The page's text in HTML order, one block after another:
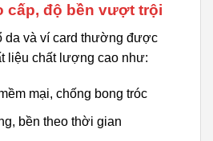
cấp, độ bền vượt trội
da và ví card thường được
liệu chất lượng cao như:
mại, chống bong tróc
bền theo thời gian